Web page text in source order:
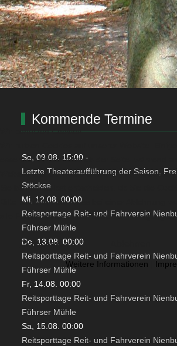
Kommende Termine
So, 09.08. 15:00-
Letzte Theateraufführung der Saison,
Stöckse
Mi, 12.08. 00:00
Reitsporttage Reit- und Fahrverein
Führser Mühle
Do, 13.08. 00:00
Reitsporttage Reit- und Fahrverein
Führser Mühle
Fr, 14.08. 00:00
Reitsporttage Reit- und Fahrverein
Führser Mühle
Sa, 15.08. 00:00
Reitsporttage Reit- und Fahrverein
Wir benutzen Cookies
essenziell für den Betrieb der Seite, während
Website und die Nutzererfahrung zu
Sie können selbst entscheiden, ob Sie die
Bitte beachten Sie, dass bei einer Ablehnung
alle Funktionalitäten der Seite zur Verfügung
Akzeptieren
Weitere Informationen